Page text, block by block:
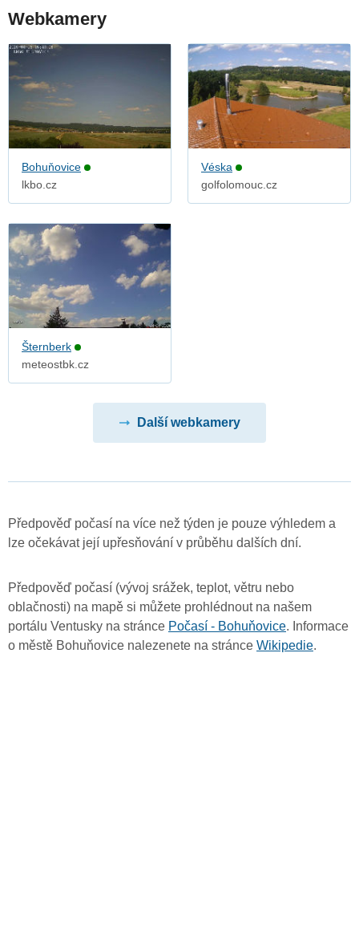
Webkamery
Bohuňovice
lkbo.cz
Véska
golfolomouc.cz
Šternberk
meteostbk.cz
Další webkamery
Předpověď počasí na více než týden je pouze výhledem a
lze očekávat její upřesňování v průběhu dalších dní.
Předpověď počasí (vývoj srážek, teplot, větru nebo
oblačnosti) na mapě si můžete prohlédnout na našem
portálu Ventusky na stránce Počasí - Bohuňovice. Informace
o městě Bohuňovice nalezenete na stránce Wikipedie.